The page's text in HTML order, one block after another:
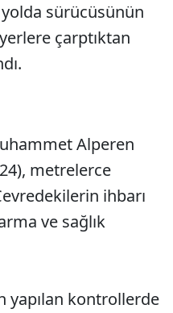
sürücüsünün
çarptıktan
Alperen
metrelerce
ihbarı
ve sağlık
yapılan kontrollerde